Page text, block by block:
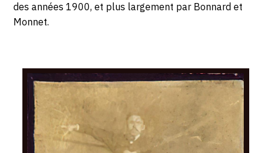
des années 1900, et plus largement par Bonnard et
Monnet.